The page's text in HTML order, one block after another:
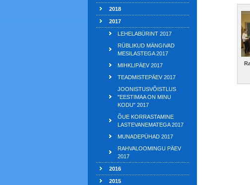
2018
2017
LEHELABÜRINT 2017
RÜBLIKUD MÄNGIVAD
MESILASTEGA 2017
MIHKLIPÄEV 2017
TEADMISTEPÄEV 2017
JOONISTUSVÕISTLUS
"EESTIMAA ON MINU
KODU" 2017
ÕUE KORRASTAMINE
LASTEVANEMATEGA 2017
MUNADEPÜHAD 2017
RAHVALOOMINGU PÄEV
2017
2016
2015